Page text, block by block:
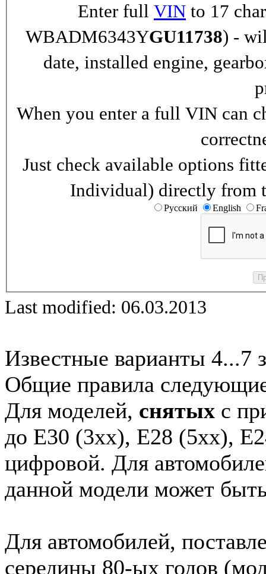
Enter full VIN to 17
WBADM6343YGU11738) -
date, installed engine,
When you enter a full VIN can
Just check available options
Individual) directly from
Русский English
Last modified: 06.03.2013
Известные варианты 4...7
Общие правила
Для моделей, снятых с
до E30 (3xx), E28 (5xx),
цифровой. Для
данной модели может
Для автомобилей,
середины 80-ых годов